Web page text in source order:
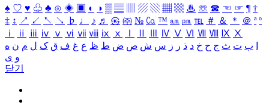
♠ ♡ ♥ ♧ ♣ ⊙ ◈ ▣ ◐ ◑ ▒ ▤ ▨ ▧ ▦ ▩ ♨ ☏ ☎ ☜ ☞ ¶ †
‡ ↕ ↗ ↙ ↖ ↘ ♭ ♩ ♪ ♬ ㉿ ㈜ № ㏇ ™ ㏂ ㏘ ℡ ＃ ＆ ＊ ＠ ª º
ⅰ
ⅱ ⅲ ⅳ ⅴ ⅵ ⅶ ⅷ ⅸ ⅹ Ⅳ Ⅴ Ⅵ Ⅶ Ⅷ Ⅸ Ⅹ
ب ت ث ج ح خ د ذ ر ز س ش ص ض ط ظ ع غ ف ق ک ل م ن ه
و ی
닫기